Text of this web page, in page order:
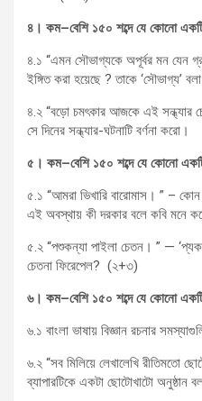
৪। কম–বেশি ১৫০ শব্দে যে কোনো
৪.১ “এমন সৌভাগ্যকে অপূর্বর মন যেন
ইঙ্গিত করা হয়েছে ? তাকে
৪.২ “বড়ো চমৎকার আজকে এই সন্ধ্যার
সে দিনের সন্ধ্যার-ঘটনাটি বর্ণনা
৫। কম–বেশি ১৫০ শব্দে যে কোনো
৫.১ “আমরা ভিখারি বারোমাস। ” – কোন
এই অবস্থায় কী দরকার বলে কবি
৫.২ “পশুকন্যা পাইলা চেতন। ” —
চেতনা ফিরেপেল? (২+৩)
৬। কম–বেশি ১৫০ শব্দে যে কোনো
৬.১ বাংলা ভাষায় বিজ্ঞান রচনার
৬.২ “সব মিলিয়ে লেখালেখি রীতিমতো
ব্যাপারটিকে একটা ছোটোখাটো অনুষ্ঠান